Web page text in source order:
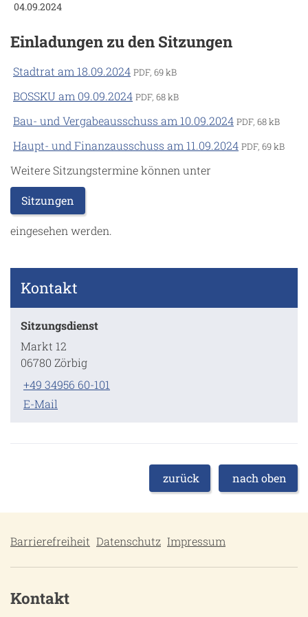
04.09.2024
Einladungen zu den Sitzungen
Stadtrat am 18.09.2024 PDF, 69 kB
BOSSKU am 09.09.2024 PDF, 68 kB
Bau- und Vergabeausschuss am 10.09.2024 PDF, 68 kB
Haupt- und Finanzausschuss am 11.09.2024 PDF, 69 kB
Weitere Sitzungstermine können unter
Sitzungen
eingesehen werden.
Kontakt
Sitzungsdienst
Markt 12
06780 Zörbig
+49 34956 60-101
E-Mail
zurück nach oben
Barrierefreiheit Datenschutz Impressum
Kontakt